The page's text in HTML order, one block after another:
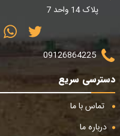
پلاک 14 واحد 7
09126864225
دسترسی سریع
تماس با ما
درباره ما